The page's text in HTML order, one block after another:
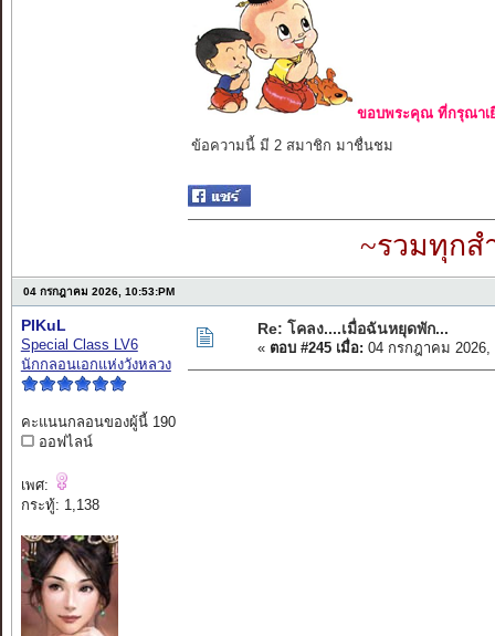
ขอบพระคุณ ที่กรุณาเ
ข้อความนี้ มี 2 สมาชิก มาชื่นชม
~รวมทุกส
04 กรกฎาคม 2026, 10:53:PM
PIKuL
Special Class LV6
นักกลอนเอกแห่งวังหลวง
คะแนนกลอนของผู้นี้ 190
ออฟไลน์
เพศ:
กระทู้: 1,138
Re: โคลง....เมื่อฉันหยุดพัก...
« ตอบ #245 เมื่อ: 04 กรกฎาคม 2026,